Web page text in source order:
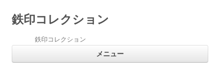
鉄印コレクション
鉄印コレクション
メニュー